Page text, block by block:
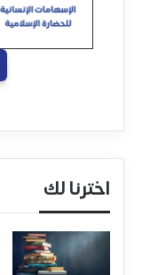
اخترنا لك